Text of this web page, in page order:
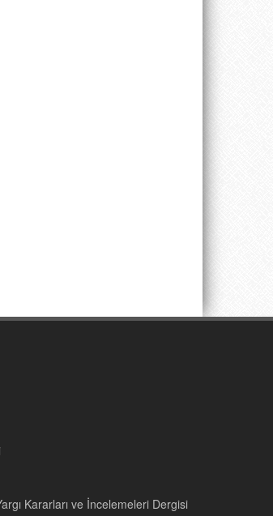
Kararları ve İncelemeleri Dergisi